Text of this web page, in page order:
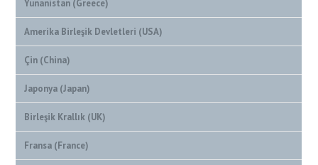
Yunanistan (Greece)
Amerika Birleşik Devletleri (USA)
Çin (China)
Japonya (Japan)
Birleşik Krallık (UK)
Fransa (France)